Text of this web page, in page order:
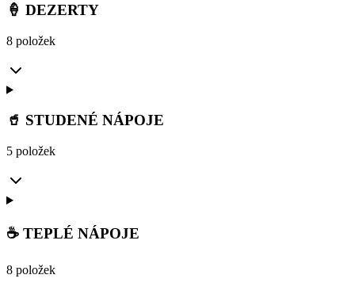
🍦 DEZERTY
8 položek
🥤 STUDENÉ NÁPOJE
5 položek
☕ TEPLÉ NÁPOJE
8 položek